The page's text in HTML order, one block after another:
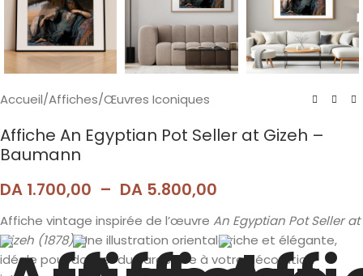
Accueil/Affiches/Œuvres Iconiques
Affiche An Egyptian Pot Seller at Gizeh –
Baumann
DA 1.700,00 – DA 5.800,00
Affiche vintage inspirée de l’œuvre An Egyptian Pot Seller at
Gizeh (1878). Une illustration orientale riche et élégante,
idéale pour donner du caractère à votre décoration